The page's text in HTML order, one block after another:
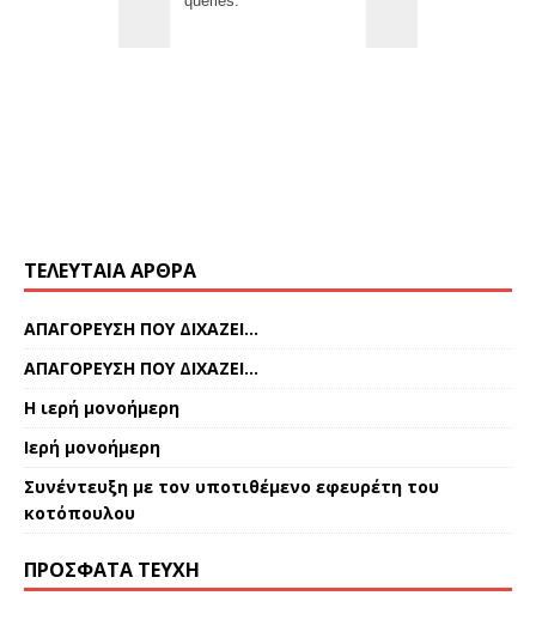
ΤΕΛΕΥΤΑΊΑ ΆΡΘΡΑ
ΑΠΑΓΟΡΕΥΣΗ ΠΟΥ ΔΙΧΑΖΕΙ…
ΑΠΑΓΟΡΕΥΣΗ ΠΟΥ ΔΙΧΑΖΕΙ…
Η ιερή μονοήμερη
Ιερή μονοήμερη
Συνέντευξη με τον υποτιθέμενο εφευρέτη του
κοτόπουλου
ΠΡΌΣΦΑΤΑ ΤΕΎΧΗ